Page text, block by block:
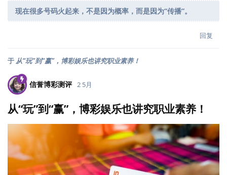
现在很多号码火起来，不是因为概率，而是因为“传播”。
回复
于从“玩”到“赢”，博彩娱乐也讲究职业素养！
信誉博彩测评 2 5月
从“玩”到“赢”，博彩娱乐也讲究职业素养！